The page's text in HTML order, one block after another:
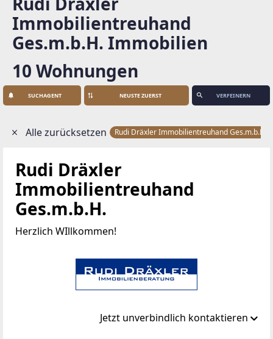
Immobilientreuhand
Ges.m.b.H. Immobilien
10 Wohnungen
SUCHAGENT VERFEINERN
Alle zurücksetzen Rudi Dräxler Immobilientreuhand Ges.m.b.H.
Rudi Dräxler
Immobilientreuhand
Ges.m.b.H.
Herzlich WIllkommen!
Jetzt unverbindlich kontaktieren